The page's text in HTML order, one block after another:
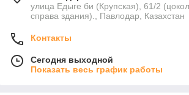
улица Едыге би (Крупская), 61/2
справа здания)., Павлодар, Казахстан
Контакты
Сегодня выходной
Показать весь график работы